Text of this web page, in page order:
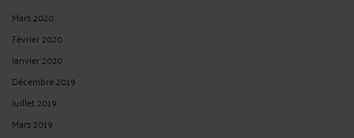
Mars 2020
Février 2020
Janvier 2020
Décembre 2019
Juillet 2019
Mars 2019